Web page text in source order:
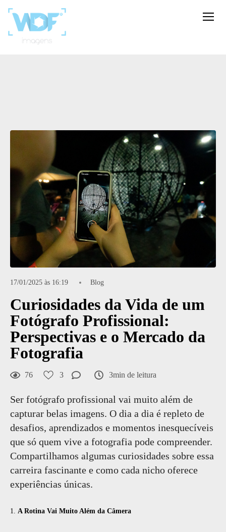
17/01/2025 às 16:19 Blog
Curiosidades da Vida de um
Fotógrafo Profissional:
Perspectivas e o Mercado da
Fotografia
76 3 3min de leitura
Ser fotógrafo profissional vai muito além de
capturar belas imagens. O dia a dia é repleto de
desafios, aprendizados e momentos inesquecíveis
que só quem vive a fotografia pode compreender.
Compartilhamos algumas curiosidades sobre essa
carreira fascinante e como cada nicho oferece
experiências únicas.
1. A Rotina Vai Muito Além da Câmera